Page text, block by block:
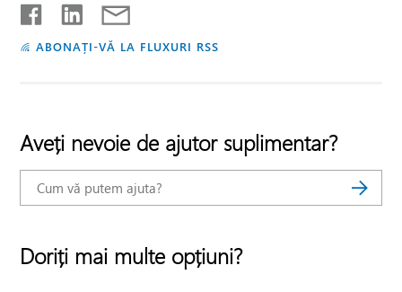
ABONAȚI-VĂ LA FLUXURI RSS
Aveți nevoie de ajutor suplimentar?
Doriți mai multe opțiuni?